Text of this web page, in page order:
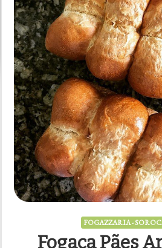
2 comentários
FOGAZZARIA -
Fogaça Pães